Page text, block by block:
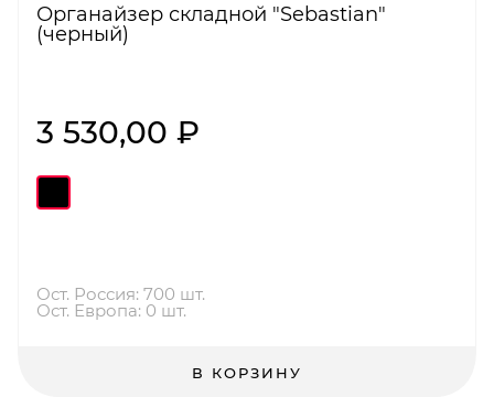
Органайзер складной "Sebastian"
(черный)
3 530,00 ₽
Ост. Россия: 700 шт.
Ост. Европа: 0 шт.
В КОРЗИНУ